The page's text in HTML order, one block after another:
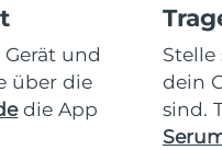
und
über die
die App
Stelle
dein
sind.